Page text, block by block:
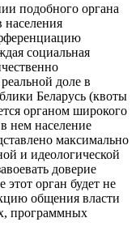
подобного органа
населения
социальная
доле в
Беларусь (квоты
органом широкого
нем население
максимально
и идеологической
доверие
этот орган будет не
общения власти
программных